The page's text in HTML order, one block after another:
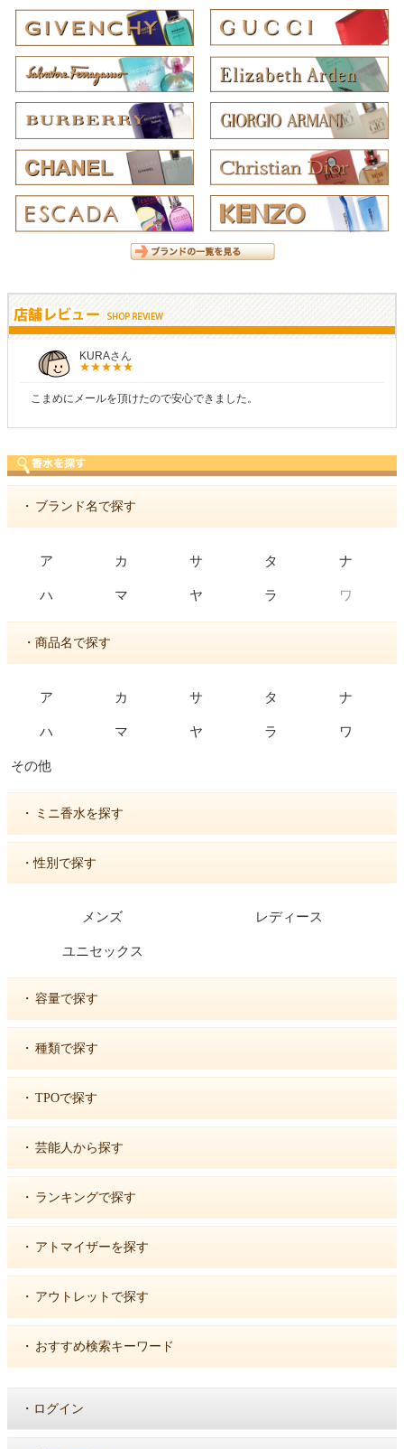
KURAさん
こまめにメールを頂けたので安心できました。
・ ブランド名で探す
ア カ サ タ ナ
ハ マ ヤ ラ ワ
・商品名で探す
ア カ サ タ ナ
ハ マ ヤ ラ ワ
その他
・ ミニ香水を探す
・性別で探す
メンズ レディース
ユニセックス
・ 容量で探す
・ 種類で探す
・ TPOで探す
・ 芸能人から探す
・ ランキングで探す
・ アトマイザーを探す
・ アウトレットで探す
・ おすすめ検索キーワード
・ ログイン